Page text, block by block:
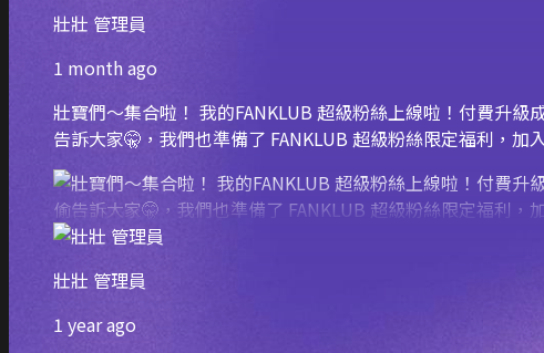
壯壯 管理員
1 month ago
壯寶們～集合啦！ 我的FANKLUB 超級粉絲上線啦！付費升
告訴大家🤫，我們也準備了 FANKLUB 超級粉絲限定福利，
壯壯 管理員
1 year ago